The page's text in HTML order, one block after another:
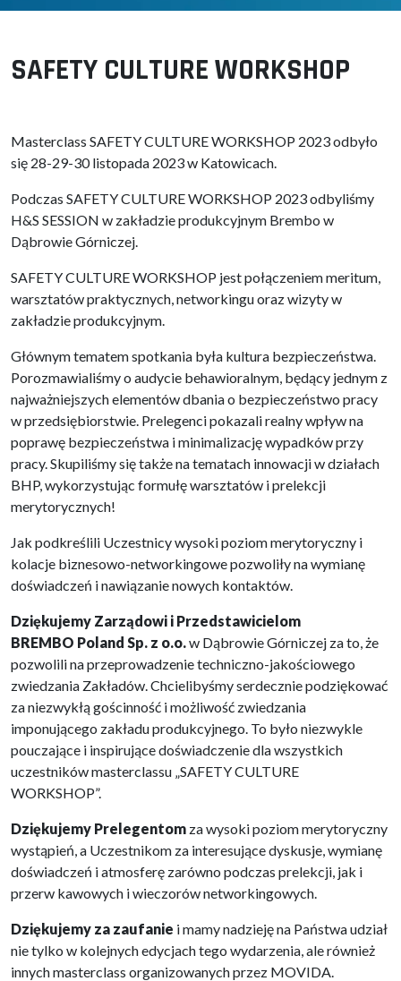
SAFETY CULTURE WORKSHOP
Masterclass SAFETY CULTURE WORKSHOP 2023 odbyło
się 28-29-30 listopada 2023 w Katowicach.
Podczas SAFETY CULTURE WORKSHOP 2023 odbyliśmy
H&S SESSION w zakładzie produkcyjnym Brembo w
Dąbrowie Górniczej.
SAFETY CULTURE WORKSHOP jest połączeniem meritum,
warsztatów praktycznych, networkingu oraz wizyty w
zakładzie produkcyjnym.
Głównym tematem spotkania była kultura bezpieczeństwa.
Porozmawialiśmy o audycie behawioralnym, będący jednym z
najważniejszych elementów dbania o bezpieczeństwo pracy
w przedsiębiorstwie. Prelegenci pokazali realny wpływ na
poprawę bezpieczeństwa i minimalizację wypadków przy
pracy. Skupiliśmy się także na tematach innowacji w działach
BHP, wykorzystując formułę warsztatów i prelekcji
merytorycznych!
Jak podkreślili Uczestnicy wysoki poziom merytoryczny i
kolacje biznesowo-networkingowe pozwoliły na wymianę
doświadczeń i nawiązanie nowych kontaktów.
Dziękujemy Zarządowi i Przedstawicielom
BREMBO Poland Sp. z o.o.w Dąbrowie Górniczej za to, że
pozwolili na przeprowadzenie techniczno-jakościowego
zwiedzania Zakładów. Chcielibyśmy serdecznie podziękować
za niezwykłą gościnność i możliwość zwiedzania
imponującego zakładu produkcyjnego. To było niezwykle
pouczające i inspirujące doświadczenie dla wszystkich
uczestników masterclassu „SAFETY CULTURE
WORKSHOP”.
Dziękujemy Prelegentom za wysoki poziom merytoryczny
wystąpień, a Uczestnikom za interesujące dyskusje, wymianę
doświadczeń i atmosferę zarówno podczas prelekcji, jak i
przerw kawowych i wieczorów networkingowych.
Dziękujemy za zaufanie i mamy nadzieję na Państwa udział
nie tylko w kolejnych edycjach tego wydarzenia, ale również
innych masterclass organizowanych przez MOVIDA.